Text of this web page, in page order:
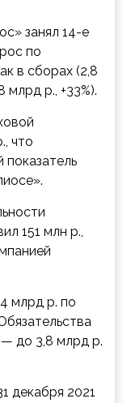
занял 14-е
по
в сборах (2,8
млрд р., +33%).
что
показатель
151 млн р.,
млрд р. по
— до 3,8 млрд р.
декабря 2021